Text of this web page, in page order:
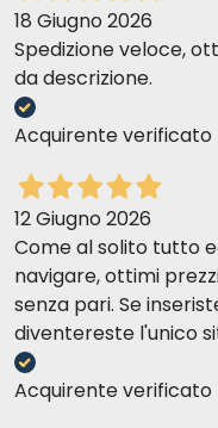
18 Giugno 2026
Spedizione veloce,
da descrizione.
Acquirente verificato
12 Giugno 2026
Come al solito tutto
navigare, ottimi
senza pari. Se
diventereste l'unico
Acquirente verificato